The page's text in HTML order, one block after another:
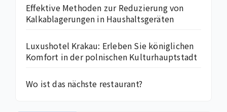
Effektive Methoden zur Reduzierung von
Kalkablagerungen in Haushaltsgeräten
Luxushotel Krakau: Erleben Sie königlichen
Komfort in der polnischen Kulturhauptstadt
Wo ist das nächste restaurant?